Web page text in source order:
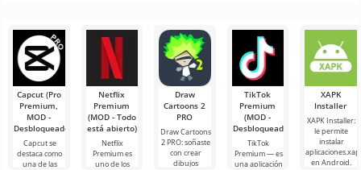
Capcut (Pro
Premium,
MOD -
Desbloqueado)
Capcut se
destaca como
una de las
Netflix
Premium
(MOD - Todo
está abierto)
Netflix
Premium es
uno de los
Draw
Cartoons 2
PRO
Draw Cartoons
2 PRO: soñaste
con crear
dibujos
TikTok
Premium
(MOD -
Desbloqueado)
TikTok
Premium — es
una aplicación
XAPK
Installer
XAPK Installer:
le permite
instalar
en Android.